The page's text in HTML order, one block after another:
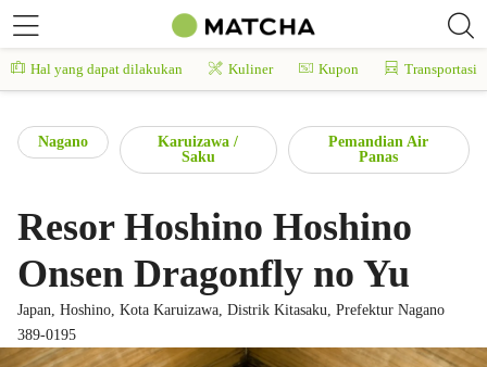
Hal yang dapat dilakukan Kuliner Kupon Transportasi
Nagano
Karuizawa /
Saku
Pemandian Air
Panas
Resor Hoshino Hoshino
Onsen Dragonfly no Yu
Japan, Hoshino, Kota Karuizawa, Distrik Kitasaku, Prefektur Nagano
389-0195